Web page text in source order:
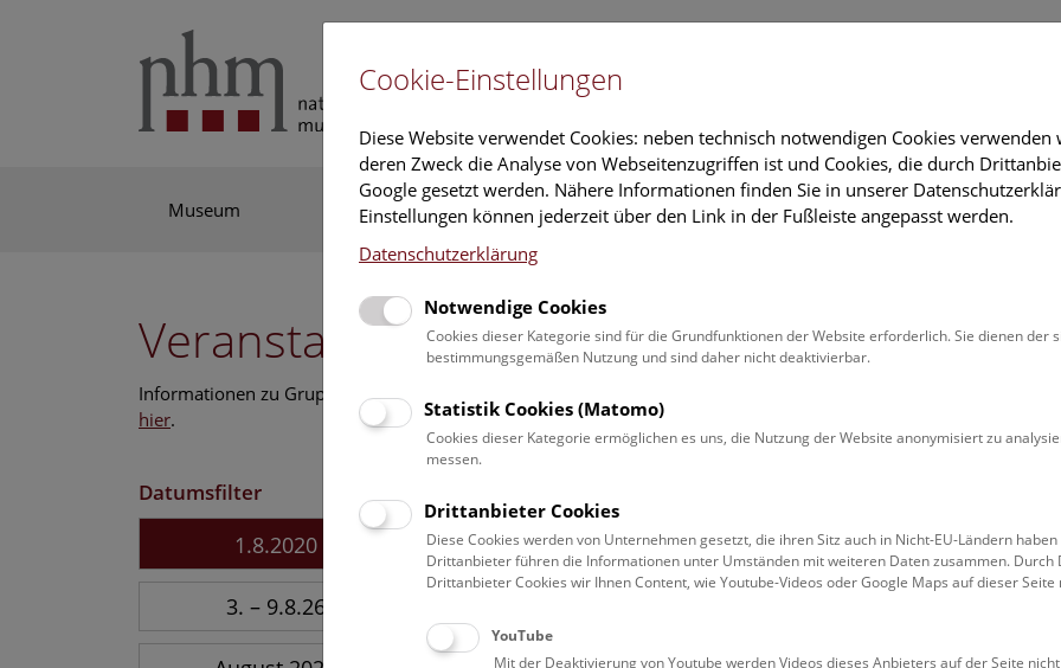
Museum Ausstellung Forschung Führungen & Aktivitäten Deck 50
Veranstaltungskalender
Informationen zu Gruppen,- Kindergarten- und Schulprogrammen finden Sie
hier.
Datumsfilter
1.8.2020
3. – 9.8.26
Erwachsene (0)
Familien (0)
Führungen &
Kulinarik &
Cookie-Einstellungen
Diese Website verwendet Cookies: neben technisch notwendigen Cookies verwenden
deren Zweck die Analyse von Webseitenzugriffen ist und Cookies, die durch
Google gesetzt werden. Nähere Informationen finden Sie in unserer
Einstellungen können jederzeit über den Link in der Fußleiste angepasst werden.
Datenschutzerklärung
Notwendige Cookies
Cookies dieser Kategorie sind für die Grundfunktionen der Website erforderlich. Sie dienen der
bestimmungsgemäßen Nutzung und sind daher nicht deaktivierbar.
Statistik Cookies (Matomo)
Cookies dieser Kategorie ermöglichen es uns, die Nutzung der Website anonymisiert zu
messen.
Drittanbieter Cookies
Diese Cookies werden von Unternehmen gesetzt, die ihren Sitz auch in Nicht-EU-Ländern haben
Drittanbieter führen die Informationen unter Umständen mit weiteren Daten zusammen. Durch
Drittanbieter Cookies wir Ihnen Content, wie Youtube-Videos oder Google Maps auf dieser
YouTube
Mit der Deaktivierung von Youtube werden Videos dieses Anbieters auf der Seite